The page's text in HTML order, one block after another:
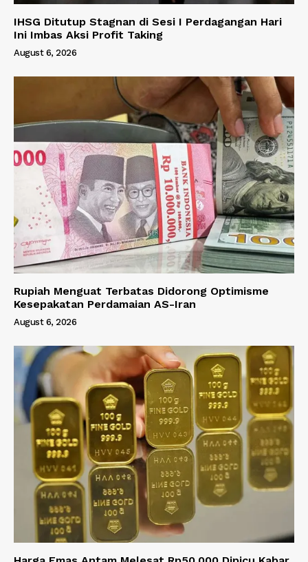
IHSG Ditutup Stagnan di Sesi I Perdagangan Hari
Ini Imbas Aksi Profit Taking
August 6, 2026
Rupiah Menguat Terbatas Didorong Optimisme
Kesepakatan Perdamaian AS-Iran
August 6, 2026